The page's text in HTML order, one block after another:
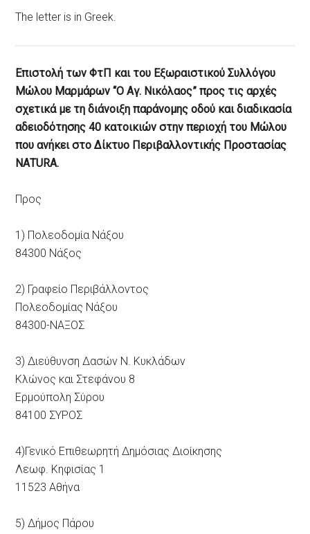
The letter is in Greek.
Επιστολή των ΦτΠ και του Εξωραιστικού Συλλόγου
Μώλου Μαρμάρων “Ο Αγ. Νικόλαος” προς τις αρχές
σχετικά με τη διάνοιξη παράνομης οδού και διαδικασία
αδειοδότησης 40 κατοικιών στην περιοχή του Μώλου
που ανήκει στο Δίκτυο Περιβαλλοντικής Προστασίας
ΝΑΤURΑ.
Προς
1) Πολεοδομία Νάξου
84300 Νάξος
2) Γραφείο Περιβάλλοντος
Πολεοδομίας Νάξου
84300-ΝΑΞΟΣ
3) Διεύθυνση Δασών Ν. Κυκλάδων
Κλώνος και Στεφάνου 8
Ερμούπολη Σύρου
84100 ΣΥΡΟΣ
4)Γενικό Επιθεωρητή Δημόσιας Διοίκησης
Λεωφ. Κηφισίας 1
11523 Αθήνα
5) Δήμος Πάρου